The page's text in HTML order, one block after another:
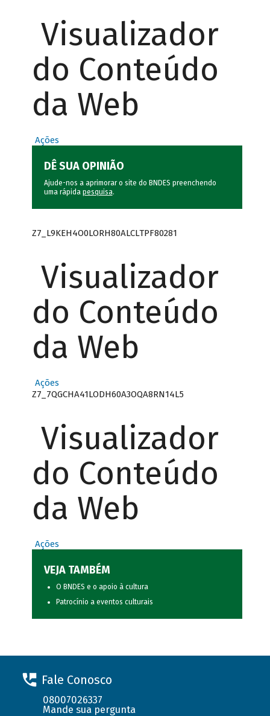
Visualizador
do Conteúdo
da Web
Ações
DÊ SUA OPINIÃO
Ajude-nos a aprimorar o site do BNDES preenchendo
uma rápida pesquisa.
Z7_L9KEH4O0LORH80ALCLTPF80281
Visualizador
do Conteúdo
da Web
Ações
Z7_7QGCHA41LODH60A3OQA8RN14L5
Visualizador
do Conteúdo
da Web
Ações
VEJA TAMBÉM
O BNDES e o apoio à cultura
Patrocínio a eventos culturais
Fale Conosco
08007026337
Mande sua pergunta